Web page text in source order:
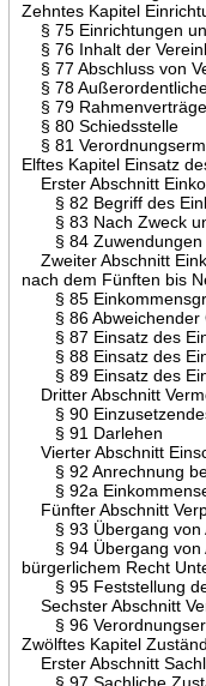
Zehntes Kapitel
§ 75 Einrichtungen
§ 76 Inhalt der
§ 77 Abschluss von
§ 78
§ 79 Rahmenverträge
§ 80 Schiedsstelle
§ 81
Elftes Kapitel Einsatz
Erster Abschnitt
§ 82 Begriff des
§ 83 Nach Zweck
§ 84 Zuwendungen
Zweiter Abschnitt
nach dem Fünften bis
§ 85
§ 86 Abweichender
§ 87 Einsatz des
§ 88 Einsatz des
§ 89 Einsatz des
Dritter Abschnitt
§ 90
§ 91 Darlehen
Vierter Abschnitt
§ 92 Anrechnung
§ 92a
Fünfter Abschnitt
§ 93 Übergang von
§ 94 Übergang von
bürgerlichem Recht
§ 95 Feststellung
Sechster Abschnitt
§ 96
Zwölftes Kapitel
Erster Abschnitt
§ 97 Sachliche